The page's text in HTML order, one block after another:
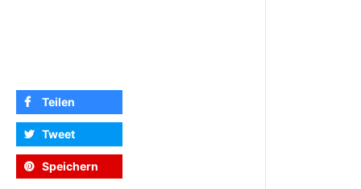
Teilen
Tweet
Speichern